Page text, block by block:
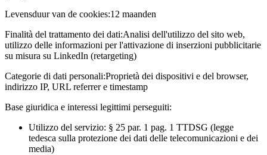
Levensduur van de cookies:12 maanden
Finalità del trattamento dei dati:Analisi dell'utilizzo del sito web,
utilizzo delle informazioni per l'attivazione di inserzioni pubblicitarie
su misura su LinkedIn (retargeting)
Categorie di dati personali:Proprietà dei dispositivi e del browser,
indirizzo IP, URL referrer e timestamp
Base giuridica e interessi legittimi perseguiti:
Utilizzo del servizio: § 25 par. 1 pag. 1 TTDSG (legge
tedesca sulla protezione dei dati delle telecomunicazioni e dei
media)